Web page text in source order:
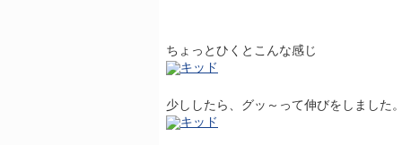
ちょっとひくとこんな感じ
少ししたら、グッ～って伸びをしました